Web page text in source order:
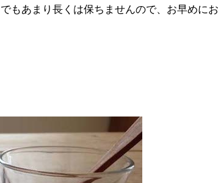
もあまり長くは保ちませんので、お早めにお